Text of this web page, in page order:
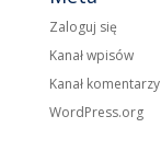
Zaloguj się
Kanał wpisów
Kanał komentarzy
WordPress.org